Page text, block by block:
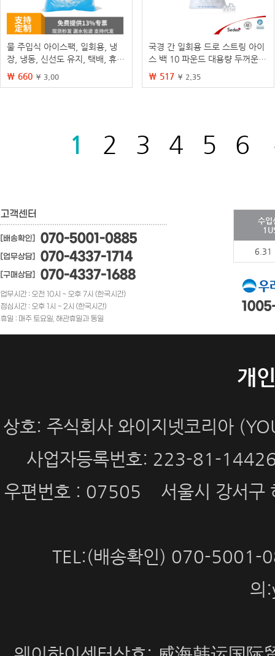
물 주입식 아이스팩, 일회용, 냉
장, 냉동, 신선도 유지, 택배, 휴대
용, 냉각, 재사용 가능, 생식품 전
용
₩ 660 ¥ 3.00
국경 간 일회용 드로 스트링 아이
스 백 10 파운드 대용량 두꺼운
아이스 백 저온 저항 신소재 아이
스 백
₩ 517 ¥ 2.35
1 2 3 4 5 6
수입
6.31
개
상호: 주식회사 와이지넷코리아
사업자등록번호: 223-81-
우편번호 : 07505 서울시 강서구
TEL:(배송확인) 070-
의